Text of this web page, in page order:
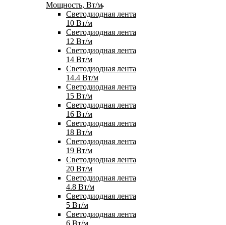
Мощность, Вт/м
Светодиодная лента
10 Вт/м
Светодиодная лента
12 Вт/м
Светодиодная лента
14 Вт/м
Светодиодная лента
14.4 Вт/м
Светодиодная лента
15 Вт/м
Светодиодная лента
16 Вт/м
Светодиодная лента
18 Вт/м
Светодиодная лента
19 Вт/м
Светодиодная лента
20 Вт/м
Светодиодная лента
4.8 Вт/м
Светодиодная лента
5 Вт/м
Светодиодная лента
6 Вт/м